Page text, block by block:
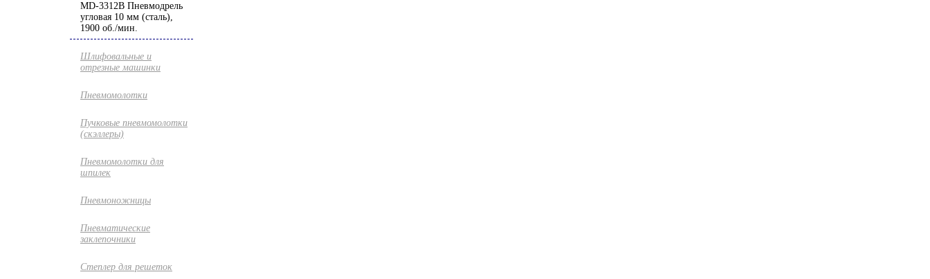
MD-3312B Пневмодрель
угловая 10 мм (сталь),
1900 об./мин.
Шлифовальные и
отрезные машинки
Пневмомолотки
Пучковые пневмомолотки
(скэллеры)
Пневмомолотки для
шпилек
Пневмоножницы
Пневматические
заклепочники
Степлер для решеток